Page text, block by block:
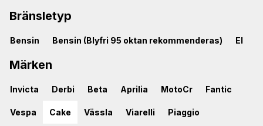
Bränsletyp
Bensin Bensin (Blyfri 95 oktan rekommenderas) El
Märken
Invicta Derbi Beta Aprilia MotoCr Fantic
Vespa Cake Vässla Viarelli Piaggio